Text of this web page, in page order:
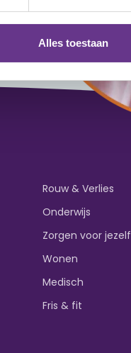
Alles toestaan
Rouw & Verlies
Onderwijs
Zorgen voor jezelf
Wonen
Medisch
Fris & fit